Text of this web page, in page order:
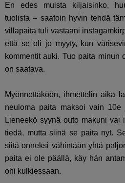
En edes muista kiljaisinko,
tuolista – saatoin hyvin tehdä
villapaita tuli vastaani
että se oli jo myyty, kun
kommentit auki. Tuo paita minun
on saatava.
Myönnettäköön, ihmettelin aika
neuloma paita maksoi vain
Lieneekö syynä outo makuni vai
tiedä, mutta siinä se paita nyt.
siitä onneksi vähintään yhtä
paita ei ole päällä, käy hän
ohi kulkiessaan.